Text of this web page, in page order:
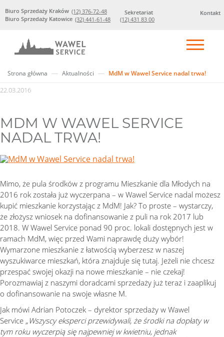
Kontakt
Biuro Sprzedaży Kraków (12) 376-72-48
Biuro Sprzedaży Katowice (32) 441-61-48
Sekretariat
(12) 431 83 00
Strona główna Aktualności MdM w Wawel Service nadal trwa!
22.03.2016
MDM W WAWEL SERVICE
NADAL TRWA!
Mimo, że pula środków z programu Mieszkanie dla Młodych na
2016 rok została już wyczerpana – w Wawel Service nadal możesz
kupić mieszkanie korzystając z MdM! Jak? To proste – wystarczy,
że złożysz wniosek na dofinansowanie z puli na rok 2017 lub
2018. W Wawel Service ponad 90 proc. lokali dostępnych jest w
ramach MdM, więc przed Wami naprawdę duży wybór!
Wymarzone mieszkanie z łatwością wyberzesz w naszej
wyszukiwarce mieszkań, która znajduje się tutaj. Jeżeli nie chcesz
przespać swojej okazji na nowe mieszkanie – nie czekaj!
Porozmawiaj z naszymi doradcami sprzedaży już teraz i zaaplikuj
o dofinansowanie na swoje własne M.
Jak mówi Adrian Potoczek – dyrektor sprzedaży w Wawel
Service „Wszyscy eksperci przewidywali, że środki na dopłaty w
tym roku wyczerpią się najpewniej w kwietniu, jednak